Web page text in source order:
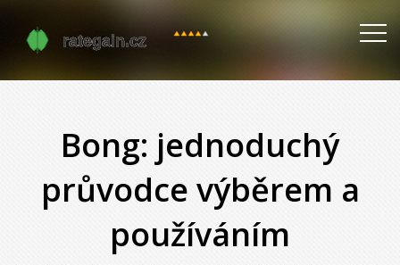
Bong: jednoduchý
průvodce výběrem a
používáním